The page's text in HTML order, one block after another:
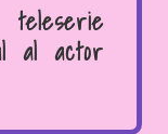
al actor